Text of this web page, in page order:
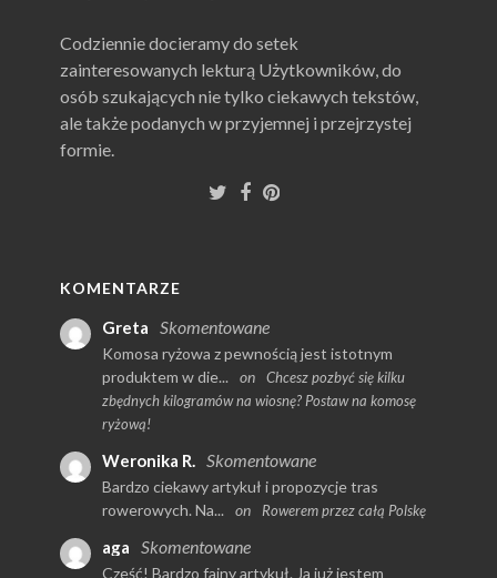
Codziennie docieramy do setek
zainteresowanych lekturą Użytkowników, do
osób szukających nie tylko ciekawych tekstów,
ale także podanych w przyjemnej i przejrzystej
formie.
KOMENTARZE
Greta Skomentowane
Komosa ryżowa z pewnością jest istotnym
produktem w die...
on
Chcesz pozbyć się kilku
zbędnych kilogramów na wiosnę? Postaw na komosę
ryżową!
Weronika R. Skomentowane
Bardzo ciekawy artykuł i propozycje tras
rowerowych. Na...
on Rowerem przez całą Polskę
aga Skomentowane
Cześć! Bardzo fajny artykuł. Ja już jestem